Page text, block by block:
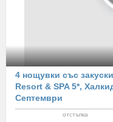
4 нощувки със
Resort & SPA 5*,
Септември
отстъпка